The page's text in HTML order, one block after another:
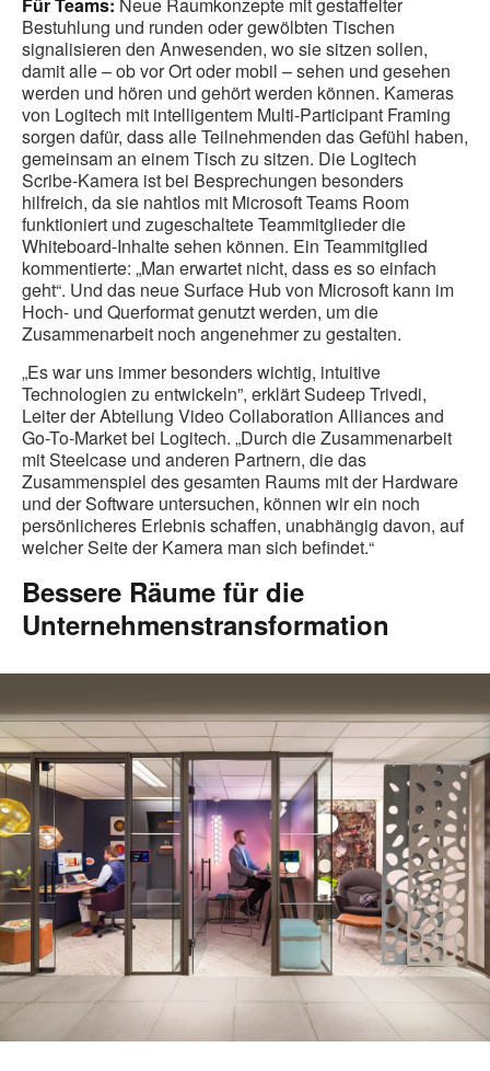
Für Teams: Neue Raumkonzepte mit gestaffelter
Bestuhlung und runden oder gewölbten Tischen
signalisieren den Anwesenden, wo sie sitzen sollen,
damit alle – ob vor Ort oder mobil – sehen und gesehen
werden und hören und gehört werden können. Kameras
von Logitech mit intelligentem Multi-Participant Framing
sorgen dafür, dass alle Teilnehmenden das Gefühl haben,
gemeinsam an einem Tisch zu sitzen. Die Logitech
Scribe-Kamera ist bei Besprechungen besonders
hilfreich, da sie nahtlos mit Microsoft Teams Room
funktioniert und zugeschaltete Teammitglieder die
Whiteboard-Inhalte sehen können. Ein Teammitglied
kommentierte: „Man erwartet nicht, dass es so einfach
geht“. Und das neue Surface Hub von Microsoft kann im
Hoch- und Querformat genutzt werden, um die
Zusammenarbeit noch angenehmer zu gestalten.
„Es war uns immer besonders wichtig, intuitive
Technologien zu entwickeln”, erklärt Sudeep Trivedi,
Leiter der Abteilung Video Collaboration Alliances and
Go-To-Market bei Logitech. „Durch die Zusammenarbeit
mit Steelcase und anderen Partnern, die das
Zusammenspiel des gesamten Raums mit der Hardware
und der Software untersuchen, können wir ein noch
persönlicheres Erlebnis schaffen, unabhängig davon, auf
welcher Seite der Kamera man sich befindet.“
Bessere Räume für die
Unternehmenstransformation